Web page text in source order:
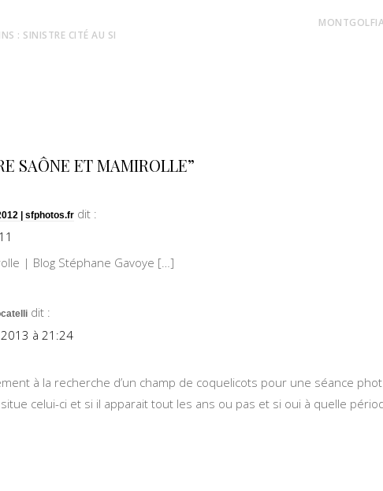
: SINISTRE CITÉ AU SI
SAÔNE ET MAMIROLLE”
| sfphotos.fr dit :
| Blog Stéphane Gavoye […]
dit :
à 21:24
à la recherche d’un champ de coquelicots pour une séance
celui-ci et si il apparait tout les ans ou pas et si oui à quelle